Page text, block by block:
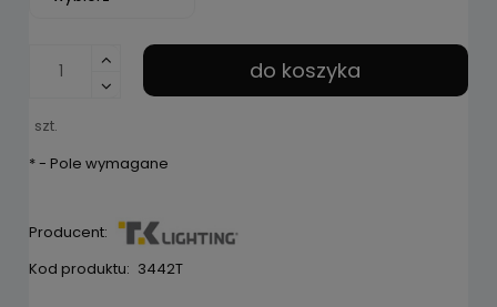
szt.
do koszyka
*- Pole wymagane
Producent:
Kod produktu: 3442T